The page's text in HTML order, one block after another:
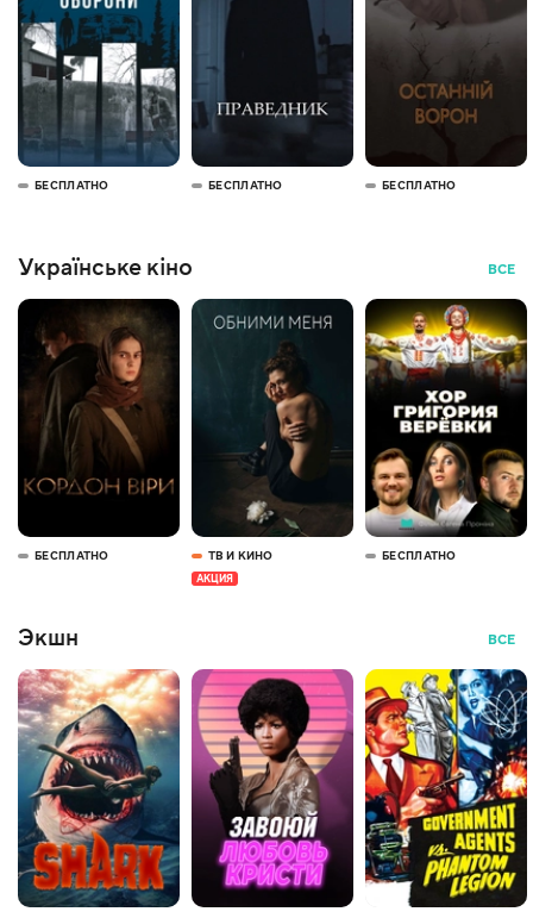
БЕСПЛАТНО БЕСПЛАТНО БЕСПЛАТНО
Українське кіно ВСЕ
БЕСПЛАТНО
ТВ И КИНО
АКЦИЯ
БЕСПЛАТНО
Экшн ВСЕ